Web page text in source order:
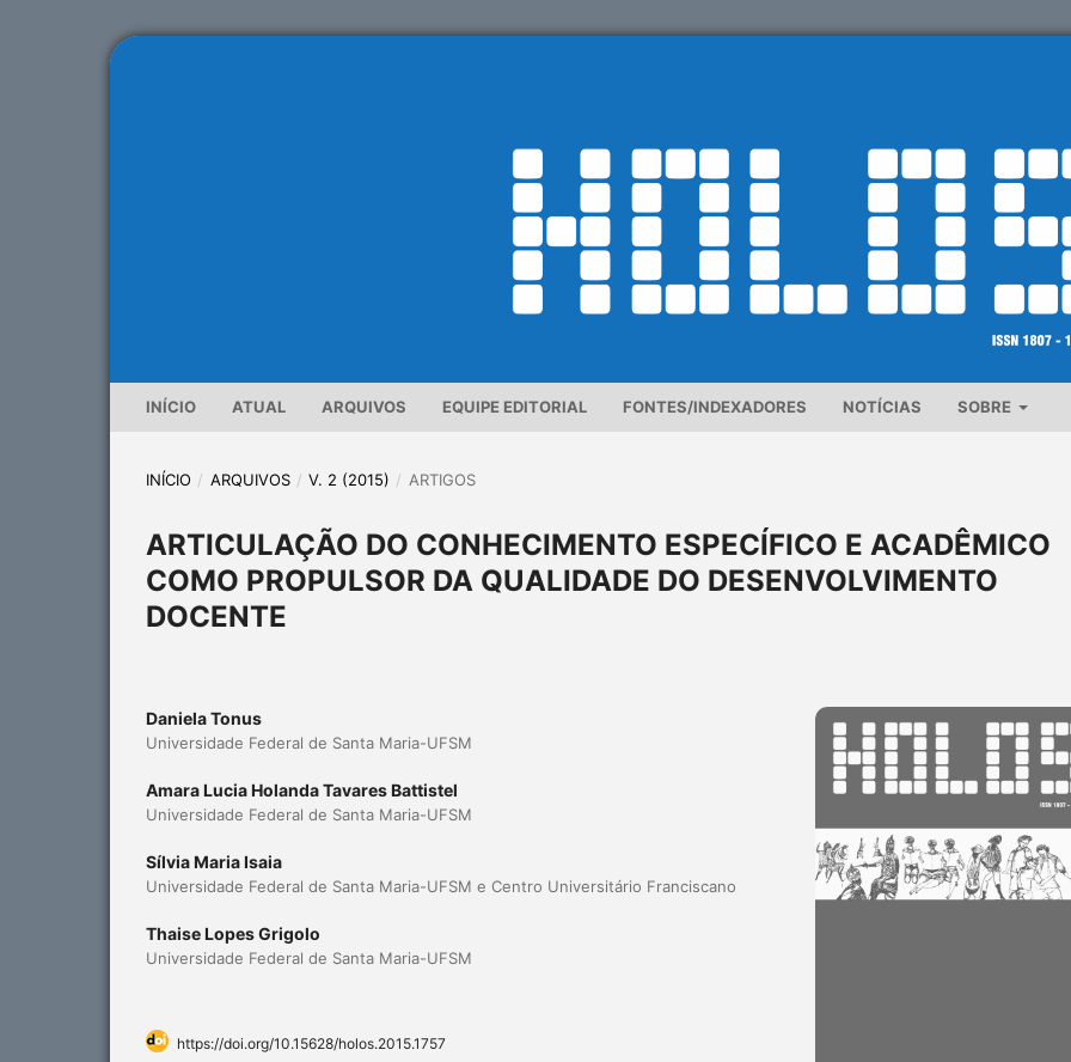
INÍCIO ATUAL ARQUIVOS EQUIPE EDITORIAL FONTES/INDEXADORES NOTÍCIAS SOBRE
INÍCIO / ARQUIVOS / V. 2 (2015) / ARTIGOS
ARTICULAÇÃO DO CONHECIMENTO ESPECÍFICO E ACADÊMICO
COMO PROPULSOR DA QUALIDADE DO DESENVOLVIMENTO
DOCENTE
Daniela Tonus
Universidade Federal de Santa Maria-UFSM
Amara Lucia Holanda Tavares Battistel
Universidade Federal de Santa Maria-UFSM
Sílvia Maria Isaia
Universidade Federal de Santa Maria-UFSM e Centro Universitário Franciscano
Thaise Lopes Grigolo
Universidade Federal de Santa Maria-UFSM
https://doi.org/10.15628/holos.2015.1757